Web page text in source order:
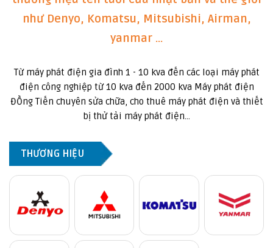
như Denyo, Komatsu, Mitsubishi, Airman,
yanmar ...
Từ máy phát điện gia đình 1 - 10 kva đến các loại máy phát
điện công nghiệp từ 10 kva đến 2000 kva Máy phát điện
ĐỒng Tiến chuyên sửa chữa, cho thuê máy phát điện và thiết
bị thử tải máy phát điện...
THƯƠNG HIỆU